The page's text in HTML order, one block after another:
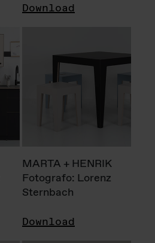
Download
MARTA + HENRIK
Fotografo: Lorenz
Sternbach
Download